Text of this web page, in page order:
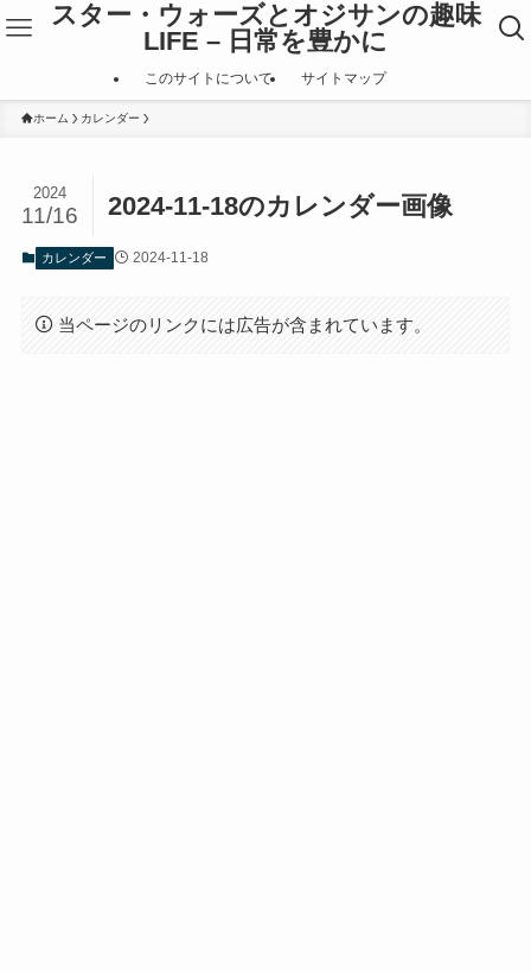
スター・ウォーズとオジサンの趣味
LIFE – 日常を豊かに
このサイトについて サイトマップ
ホーム カレンダー
2024-11-18のカレンダー画像
2024
11/16
カレンダー 2024-11-18
当ページのリンクには広告が含まれています。